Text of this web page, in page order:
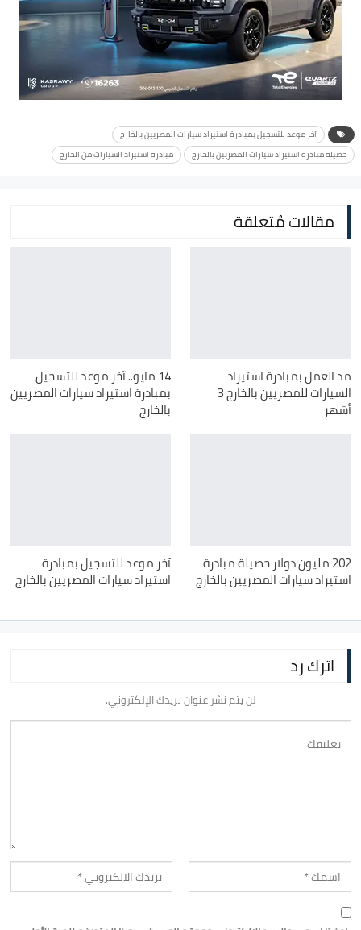
آخر موعد للتسجيل بمبادرة استيراد سيارات المصريين بالخارج
حصيلة مبادرة استيراد سيارات المصريين بالخارج
مبادرة استيراد السيارات من الخارج
مقالات مُتعلقة
مد العمل بمبادرة استيراد
السيارات للمصريين بالخارج 3
أشهر
14 مايو.. آخر موعد للتسجيل
بمبادرة استيراد سيارات المصريين
بالخارج
202 مليون دولار حصيلة مبادرة
استيراد سيارات المصريين بالخارج
آخر موعد للتسجيل بمبادرة
استيراد سيارات المصريين بالخارج
اترك رد
لن يتم نشر عنوان بريدك الإلكتروني.